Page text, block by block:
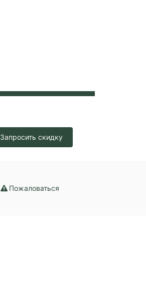
Запросить скидку
Пожаловаться